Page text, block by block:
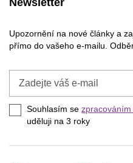
Upozornění na nové články a
přímo do vašeho e-mailu.
e-
mail
Souhlasím se
uděluji na 3 roky